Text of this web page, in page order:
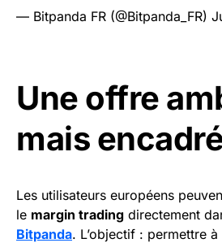
— Bitpanda FR (@Bitpanda_FR)
Une offre
mais
Les utilisateurs européens
le margin trading directement
Bitpanda. L’objectif : permettre